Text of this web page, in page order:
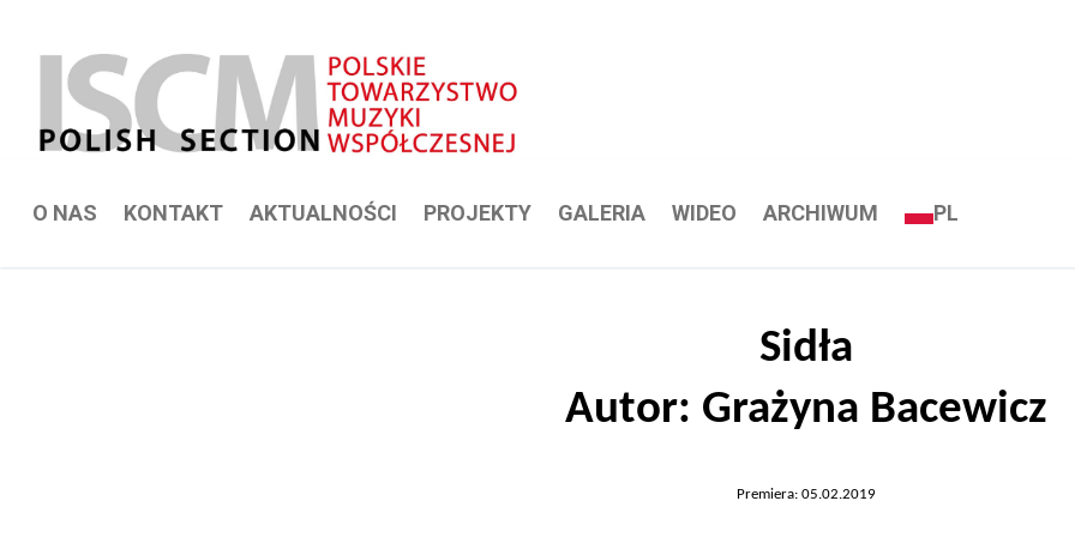
O NAS KONTAKT AKTUALNOŚCI PROJEKTY GALERIA WIDEO ARCHIWUM PL
Sidła
Autor: Grażyna Bacewicz
Premiera: 05.02.2019